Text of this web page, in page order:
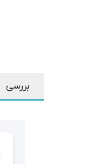
بررسی